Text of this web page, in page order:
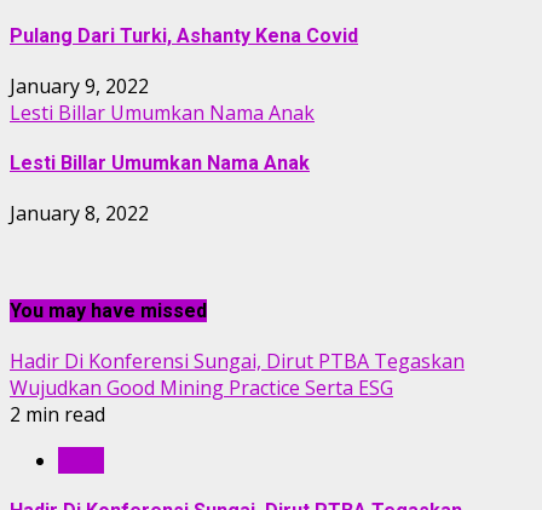
Pulang Dari Turki, Ashanty Kena Covid
January 9, 2022
Lesti Billar Umumkan Nama Anak
Lesti Billar Umumkan Nama Anak
January 8, 2022
You may have missed
Hadir Di Konferensi Sungai, Dirut PTBA Tegaskan
Wujudkan Good Mining Practice Serta ESG
2 min read